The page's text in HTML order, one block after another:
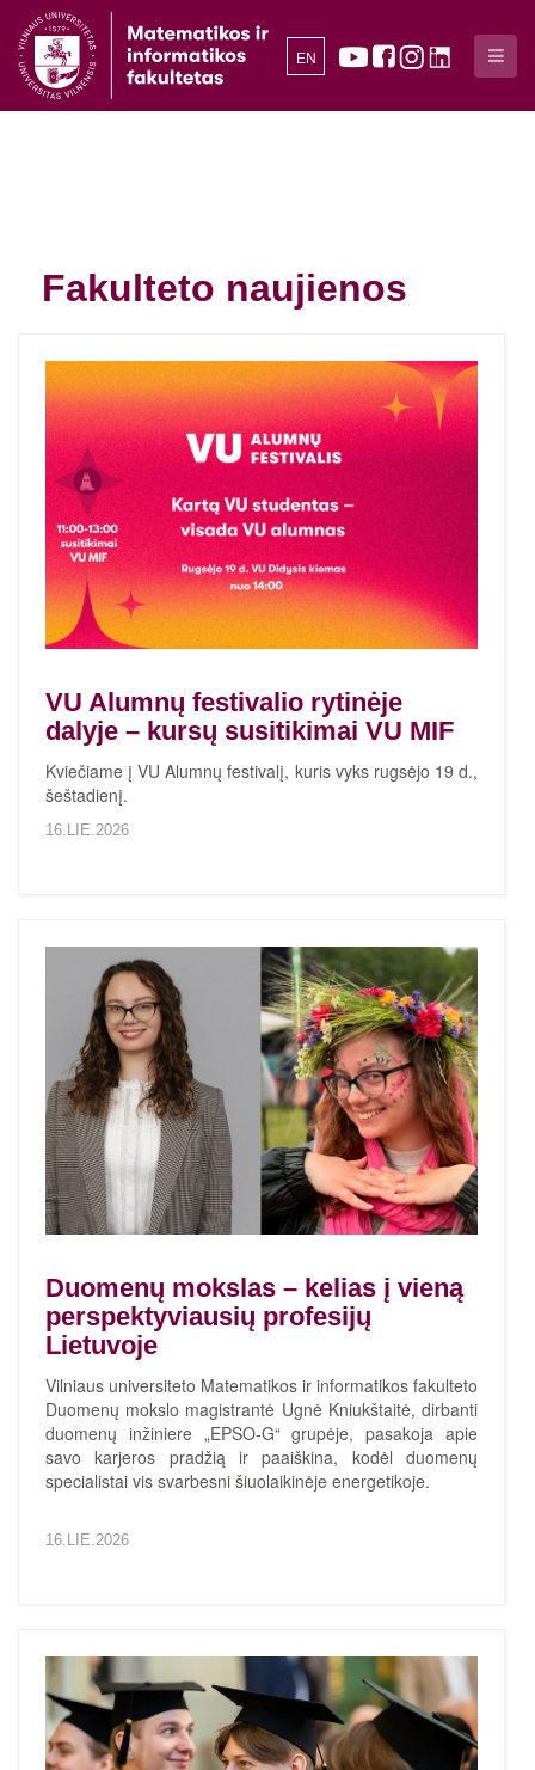
EN
Fakulteto naujienos
VU Alumnų festivalio rytinėje
dalyje – kursų susitikimai VU MIF
Kviečiame į VU Alumnų festivalį, kuris vyks rugsėjo 19 d.,
šeštadienį.
16.LIE.2026
Duomenų mokslas – kelias į vieną
perspektyviausių profesijų
Lietuvoje
Vilniaus universiteto Matematikos ir informatikos fakulteto
Duomenų mokslo magistrantė Ugnė Kniukštaitė, dirbanti
duomenų inžiniere „EPSO-G“ grupėje, pasakoja apie
savo karjeros pradžią ir paaiškina, kodėl duomenų
specialistai vis svarbesni šiuolaikinėje energetikoje.
16.LIE.2026